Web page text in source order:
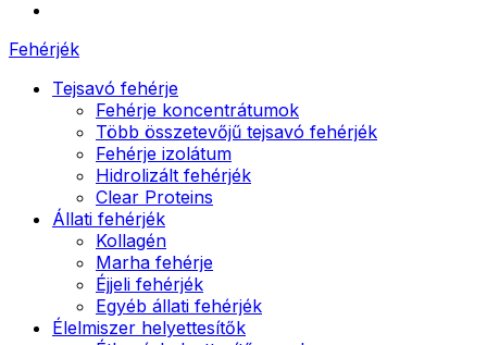
Fehérjék
Tejsavó fehérje
Fehérje koncentrátumok
Több összetevőjű tejsavó fehérjék
Fehérje izolátum
Hidrolizált fehérjék
Clear Proteins
Állati fehérjék
Kollagén
Marha fehérje
Éjjeli fehérjék
Egyéb állati fehérjék
Élelmiszer helyettesítők